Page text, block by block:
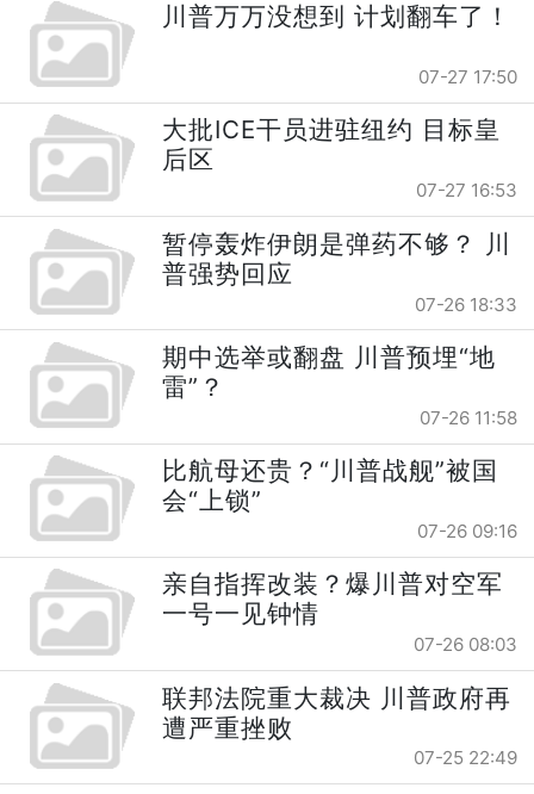
川普万万没想到 计划翻车了！
07-27 17:50
大批ICE干员进驻纽约 目标皇
后区
07-27 16:53
暂停轰炸伊朗是弹药不够？ 川
普强势回应
07-26 18:33
期中选举或翻盘 川普预埋“地
雷”？
07-26 11:58
比航母还贵？“川普战舰”被国
会“上锁”
07-26 09:16
亲自指挥改装？爆川普对空军
一号一见钟情
07-26 08:03
联邦法院重大裁决 川普政府再
遭严重挫败
07-25 22:49